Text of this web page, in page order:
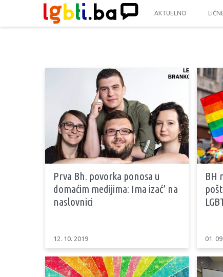
AKTUELNO
Prva Bh. povorka ponosa u
domaćim medijima: Ima izać’ na
naslovnici
12. 10. 2019
BH
01.